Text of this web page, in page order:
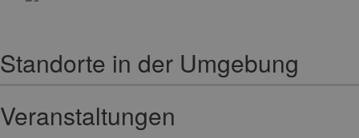
Standorte in der Umgebung
Veranstaltungen